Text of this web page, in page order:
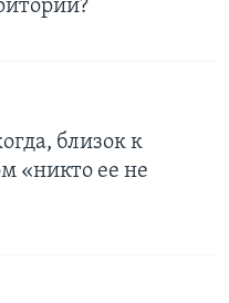
близок к
«никто ее не